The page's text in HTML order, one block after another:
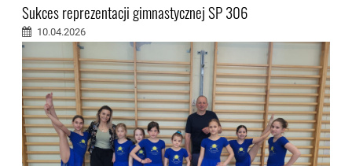
Sukces reprezentacji gimnastycznej SP 306
10.04.2026